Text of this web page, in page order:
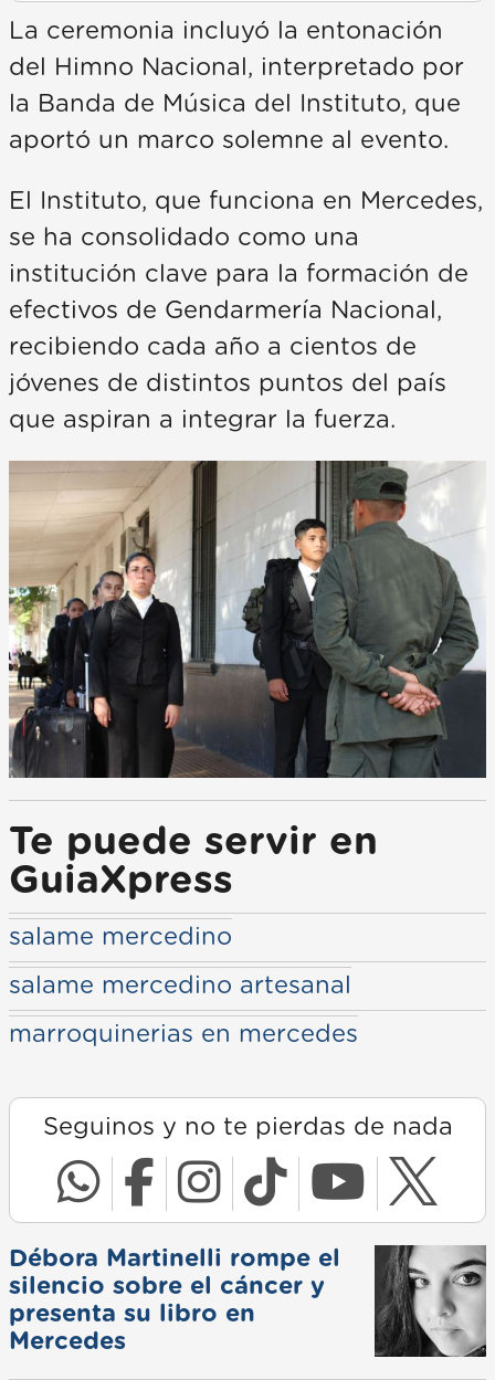
La ceremonia incluyó la entonación
del Himno Nacional, interpretado por
la Banda de Música del Instituto, que
aportó un marco solemne al evento.
El Instituto, que funciona en Mercedes,
se ha consolidado como una
institución clave para la formación de
efectivos de Gendarmería Nacional,
recibiendo cada año a cientos de
jóvenes de distintos puntos del país
que aspiran a integrar la fuerza.
Te puede servir en
GuiaXpress
salame mercedino
salame mercedino artesanal
marroquinerias en mercedes
Seguinos y no te pierdas de nada
Débora Martinelli rompe el
silencio sobre el cáncer y
presenta su libro en
Mercedes